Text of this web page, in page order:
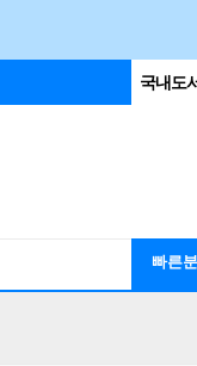
국내도
빠른